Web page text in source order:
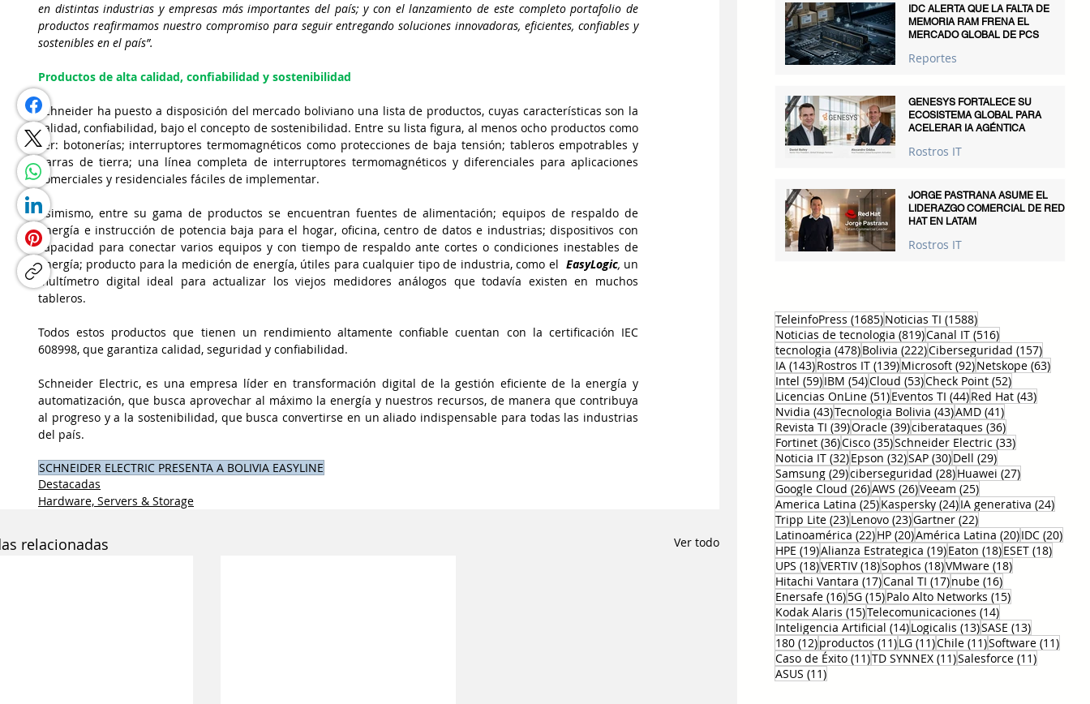
en distintas industrias y empresas más importantes del país; y con el lanzamiento de este completo portafolio de
productos reafirmamos nuestro compromiso para seguir entregando soluciones innovadoras, eficientes, confiables y
sostenibles en el país”.
Productos de alta calidad, confiabilidad y sostenibilidad
Schneider ha puesto a disposición del mercado boliviano una lista de productos, cuyas características son la
calidad, confiabilidad, bajo el concepto de sostenibilidad. Entre su lista figura, al menos ocho productos como
ser: botonerías; interruptores termomagnéticos como protecciones de baja tensión; tableros empotrables y
barras de tierra; una línea completa de interruptores termomagnéticos y diferenciales para aplicaciones
comerciales y residenciales fáciles de implementar.
Asimismo, entre su gama de productos se encuentran fuentes de alimentación; equipos de respaldo de
energía e instrucción de potencia baja para el hogar, oficina, centro de datos e industrias; dispositivos con
capacidad para conectar varios equipos y con tiempo de respaldo ante cortes o condiciones inestables de
energía; producto para la medición de energía, útiles para cualquier tipo de industria, como el EasyLogic, un
multímetro digital ideal para actualizar los viejos medidores análogos que todavía existen en muchos
tableros.
Todos estos productos que tienen un rendimiento altamente confiable cuentan con la certificación IEC
608998, que garantiza calidad, seguridad y confiabilidad.
Schneider Electric, es una empresa líder en transformación digital de la gestión eficiente de la energía y
automatización, que busca aprovechar al máximo la energía y nuestros recursos, de manera que contribuya
al progreso y a la sostenibilidad, que busca convertirse en un aliado indispensable para todas las industrias
del país.
SCHNEIDER ELECTRIC PRESENTA A BOLIVIA EASYLINE
Destacadas
Hardware, Servers & Storage
relacionadas Ver todo
IDC ALERTA QUE LA FALTA DE
MEMORIA RAM FRENA EL
MERCADO GLOBAL DE PCS
Reportes
GENESYS FORTALECE SU
ECOSISTEMA GLOBAL PARA
ACELERAR IA AGÉNTICA
Rostros IT
JORGE PASTRANA ASUME EL
LIDERAZGO COMERCIAL DE RED
HAT EN LATAM
Rostros IT
TeleinfoPress (1685)1685 entradas
Noticias TI (1588)1588 entradas
Noticias de tecnologia (819)819 entradas
Canal IT (516)516 entradas
tecnologia (478)478 entradas
Bolivia (222)222 entradas
Ciberseguridad (157)157
IA (143)143 entradas
Rostros IT (139)139 entradas
Microsoft (92)92 entradas
Netskope (63)63
Intel (59)59 entradas
IBM (54)54 entradas
Cloud (53)53 entradas
Check Point (52)52 entradas
Licencias OnLine (51)51 entradas
Eventos TI (44)44 entradas
Red Hat (43)43
Nvidia (43)43 entradas
Tecnologia Bolivia (43)43 entradas
AMD (41)41 entradas
Revista TI (39)39 entradas
Oracle (39)39 entradas
ciberataques (36)36 entradas
Fortinet (36)36 entradas
Cisco (35)35 entradas
Schneider Electric (33)33 entradas
Noticia IT (32)32 entradas
Epson (32)32 entradas
SAP (30)30 entradas
Dell (29)29 entradas
Samsung (29)29 entradas
ciberseguridad (28)28 entradas
Huawei (27)27 entradas
Google Cloud (26)26 entradas
AWS (26)26 entradas
Veeam (25)25 entradas
America Latina (25)25 entradas
Kaspersky (24)24 entradas
IA generativa (24)24
Tripp Lite (23)23 entradas
Lenovo (23)23 entradas
Gartner (22)22 entradas
Latinoamérica (22)22 entradas
HP (20)20 entradas
América Latina (20)20 entradas
IDC (20)20
HPE (19)19 entradas
Alianza Estrategica (19)19 entradas
Eaton (18)18 entradas
ESET (18)18
UPS (18)18 entradas
VERTIV (18)18 entradas
Sophos (18)18 entradas
VMware (18)18 entradas
Hitachi Vantara (17)17 entradas
Canal TI (17)17 entradas
nube (16)16 entradas
Enersafe (16)16 entradas
5G (15)15 entradas
Palo Alto Networks (15)15 entradas
Kodak Alaris (15)15 entradas
Telecomunicaciones (14)14 entradas
Inteligencia Artificial (14)14 entradas
Logicalis (13)13 entradas
SASE (13)13
180 (12)12 entradas
productos (11)11 entradas
LG (11)11 entradas
Chile (11)11 entradas
Software (11)11
Caso de Éxito (11)11 entradas
TD SYNNEX (11)11 entradas
Salesforce (11)11
ASUS (11)11 entradas